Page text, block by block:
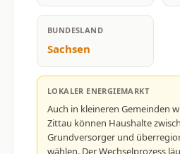
BUNDESLAND
Sachsen
LOKALER ENERGIEMARKT
Auch in kleineren Gemeinden
Zittau können Haushalte
Grundversorger und
wählen. Der Wechselprozess